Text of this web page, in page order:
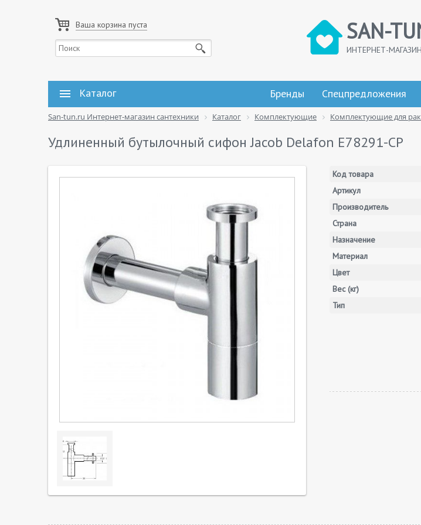
Ваша корзина пуста SAN-
ИНТЕРНЕТ-
Каталог Бренды Спецпредложения
San-tun.ru Интернет-магазин сантехники Каталог Комплектующие Комплектующие для
Удлиненный бутылочный сифон Jacob Delafon E78291-CP
Код товара
Артикул
Производитель
Страна
Назначение
Материал
Цвет
Вес (кг)
Тип